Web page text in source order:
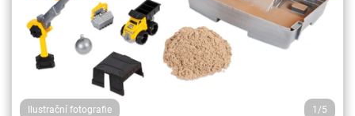
Ilustrační fotografie 1/5